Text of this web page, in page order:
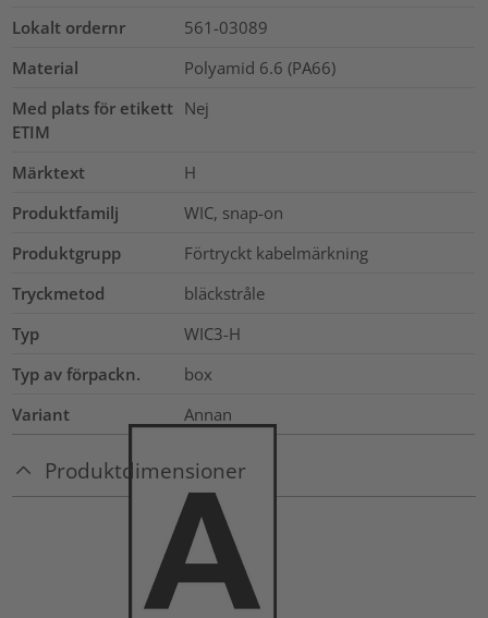
Lokalt ordernr
561-03089
Material
Polyamid 6.6 (PA66)
Med plats för etikett
ETIM
Nej
Märktext
H
Produktfamilj
WIC, snap-on
Produktgrupp
Förtryckt kabelmärkning
Tryckmetod
bläckstråle
Typ
WIC3-H
Typ av förpackn.
box
Variant
Annan
Produktdimensioner